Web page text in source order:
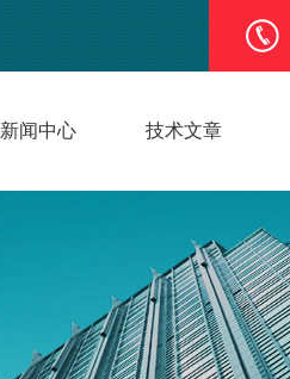
新闻中心 技术文章